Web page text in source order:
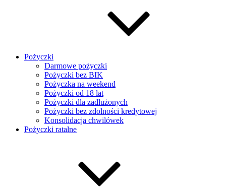
Pożyczki
Darmowe pożyczki
Pożyczki bez BIK
Pożyczka na weekend
Pożyczki od 18 lat
Pożyczki dla zadłużonych
Pożyczki bez zdolności kredytowej
Konsolidacja chwilówek
Pożyczki ratalne